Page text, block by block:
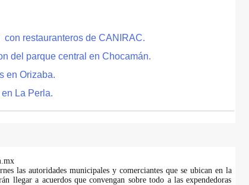
restauranteros de CANIRAC.
del parque central en Chocamán.
en Orizaba.
La Perla.
las autoridades municipales y comerciantes que se ubican en la
llegar a acuerdos que convengan sobre todo a las expendedoras